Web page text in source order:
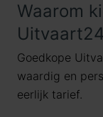
Waarom
Goedkope
waardig en
eerlijk tarief.